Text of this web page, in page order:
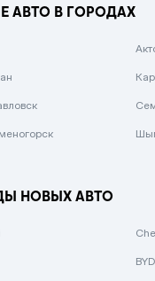
Вишневый
Зеленый металлик
АВТО В ГОРОДАХ
НОВЫХ АВТО
BYD